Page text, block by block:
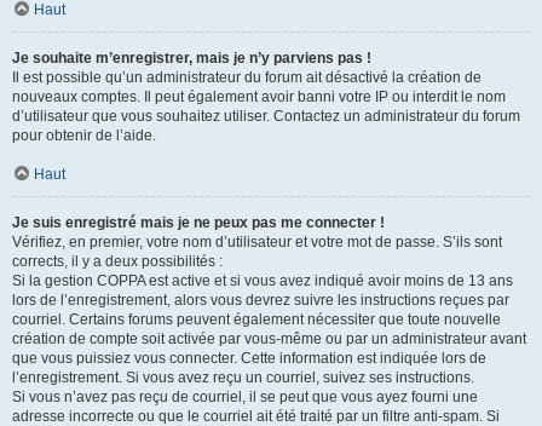
Haut
Je souhaite m’enregistrer, mais je n’y parviens pas !
Il est possible qu’un administrateur du forum ait désactivé la création de
nouveaux comptes. Il peut également avoir banni votre IP ou interdit le nom
d’utilisateur que vous souhaitez utiliser. Contactez un administrateur du forum
pour obtenir de l’aide.
Haut
Je suis enregistré mais je ne peux pas me connecter !
Vérifiez, en premier, votre nom d’utilisateur et votre mot de passe. S’ils sont
corrects, il y a deux possibilités :
Si la gestion COPPA est active et si vous avez indiqué avoir moins de 13 ans
lors de l’enregistrement, alors vous devrez suivre les instructions reçues par
courriel. Certains forums peuvent également nécessiter que toute nouvelle
création de compte soit activée par vous-même ou par un administrateur avant
que vous puissiez vous connecter. Cette information est indiquée lors de
l’enregistrement. Si vous avez reçu un courriel, suivez ses instructions.
Si vous n’avez pas reçu de courriel, il se peut que vous ayez fourni une
adresse incorrecte ou que le courriel ait été traité par un filtre anti-spam. Si